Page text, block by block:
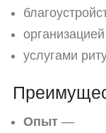
организацией
услугами
Опыт —